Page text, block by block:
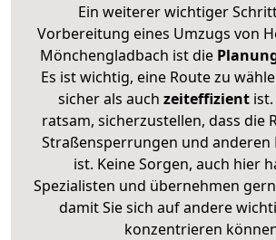
Ein weiterer wichtiger
Vorbereitung eines Umzugs von
Mönchengladbach ist die
Es ist wichtig, eine Route zu
sicher als auch zeiteffizientist.
ratsam, sicherzustellen, dass die
Straßensperrungen und anderen
ist. Keine Sorgen, auch hier
Spezialisten und übernehmen
damit Sie sich auf andere
konzentrieren